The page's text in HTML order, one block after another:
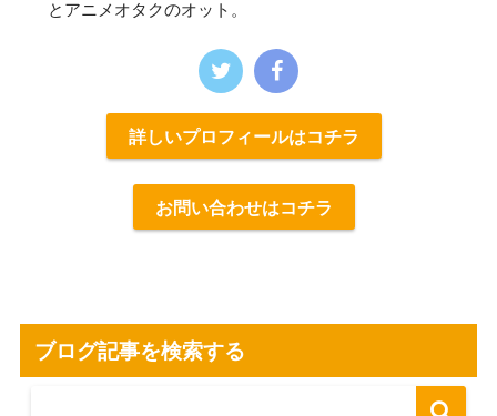
とアニメオタクのオット。
詳しいプロフィールはコチラ
お問い合わせはコチラ
ブログ記事を検索する